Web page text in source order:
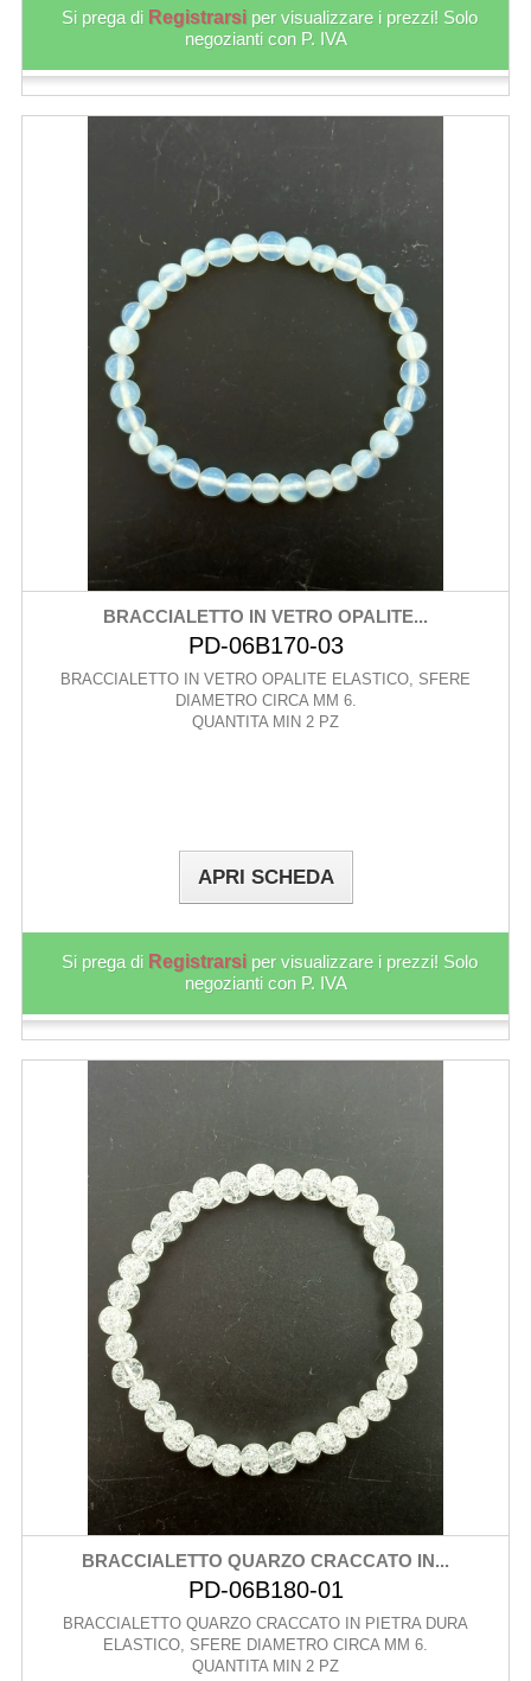
Si prega di Registrarsi per visualizzare i prezzi! Solo
negozianti con P. IVA
BRACCIALETTO IN VETRO OPALITE...
PD-06B170-03
BRACCIALETTO IN VETRO OPALITE ELASTICO, SFERE
DIAMETRO CIRCA MM 6.
QUANTITA MIN 2 PZ
APRI SCHEDA
Si prega di Registrarsi per visualizzare i prezzi! Solo
negozianti con P. IVA
BRACCIALETTO QUARZO CRACCATO IN...
PD-06B180-01
BRACCIALETTO QUARZO CRACCATO IN PIETRA DURA
ELASTICO, SFERE DIAMETRO CIRCA MM 6.
QUANTITA MIN 2 PZ